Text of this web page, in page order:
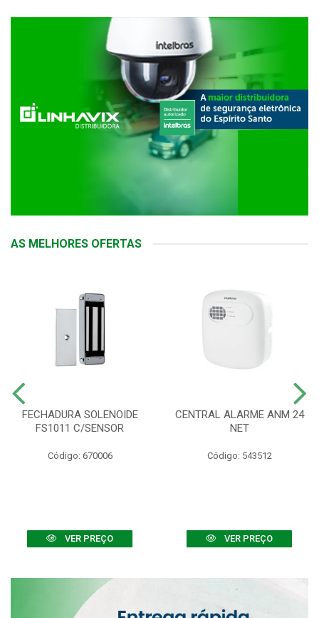
AS MELHORES OFERTAS
FECHADURA SOLENOIDE
FS1011 C/SENSOR
Código: 670006
VER PREÇO
CENTRAL ALARME ANM 24
NET
Código: 543512
VER PREÇO